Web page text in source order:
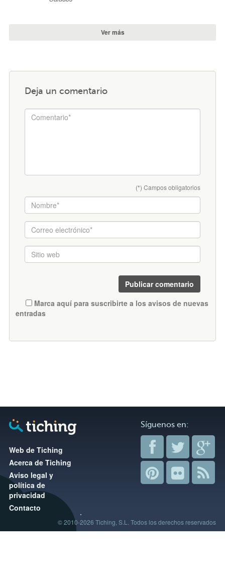
Ver más
Deja un comentario
(*) Campos obligatorios
Marca aquí para suscribirte a los avisos de nuevas
entradas
Web de Tiching
Acerca de Tiching
Aviso legal y
política de
privacidad
Contacto
Síguenos en:
© 2010-2026 Tiching, S.L. Todos los derechos reservados